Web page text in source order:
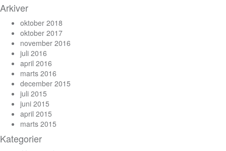
Arkiver
oktober 2018
oktober 2017
november 2016
juli 2016
april 2016
marts 2016
december 2015
juli 2015
juni 2015
april 2015
marts 2015
Kategorier